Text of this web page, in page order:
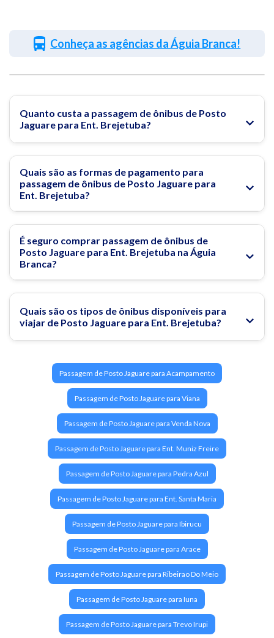
Conheça as agências da Águia Branca!
Quanto custa a passagem de ônibus de Posto
Jaguare para Ent. Brejetuba?
Quais são as formas de pagamento para
passagem de ônibus de Posto Jaguare para
Ent. Brejetuba?
É seguro comprar passagem de ônibus de
Posto Jaguare para Ent. Brejetuba na Águia
Branca?
Quais são os tipos de ônibus disponíveis para
viajar de Posto Jaguare para Ent. Brejetuba?
Passagem de Posto Jaguare para Acampamento
Passagem de Posto Jaguare para Viana
Passagem de Posto Jaguare para Venda Nova
Passagem de Posto Jaguare para Ent. Muniz Freire
Passagem de Posto Jaguare para Pedra Azul
Passagem de Posto Jaguare para Ent. Santa Maria
Passagem de Posto Jaguare para Ibirucu
Passagem de Posto Jaguare para Arace
Passagem de Posto Jaguare para Ribeirao Do Meio
Passagem de Posto Jaguare para Iuna
Passagem de Posto Jaguare para Trevo Irupi